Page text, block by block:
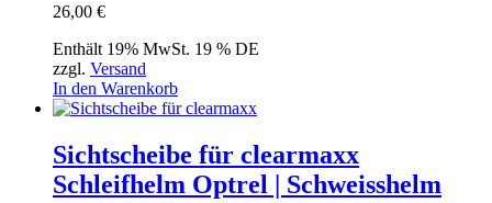
26,00 €
Enthält 19% MwSt. 19 % DE
zzgl. Versand
In den Warenkorb
Sichtscheibe für clearmaxx
Schleifhelm Optrel | Schweisshelm